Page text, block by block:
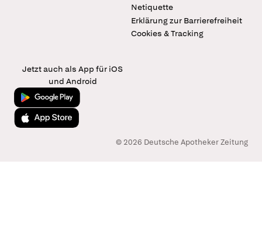
Netiquette
Erklärung zur Barrierefreiheit
Cookies & Tracking
Jetzt auch als App für iOS
und Android
Jetzt bei Google Play
Laden im App Store
© 2026 Deutsche Apotheker Zeitung